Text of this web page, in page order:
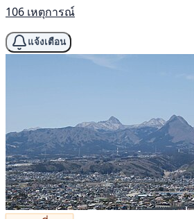
106 เหตุการณ์
แจ้งเตือน